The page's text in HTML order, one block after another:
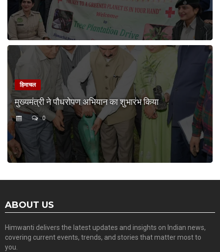
हिमाचल
मुख्यमंत्री ने पौधरोपण अभियान का शुभारंभ किया
0
ABOUT US
Himwanti delivers the latest updates and insights on Indian news,
covering current events, trends, and stories that matter most to
you.